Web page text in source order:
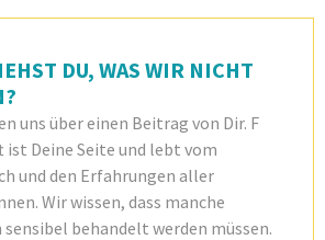
DU, WAS WIR NICHT
uns über einen Beitrag von Dir. F
ist Deine Seite und lebt vom
und den Erfahrungen aller
Wir wissen, dass manche
sensibel behandelt werden müssen.